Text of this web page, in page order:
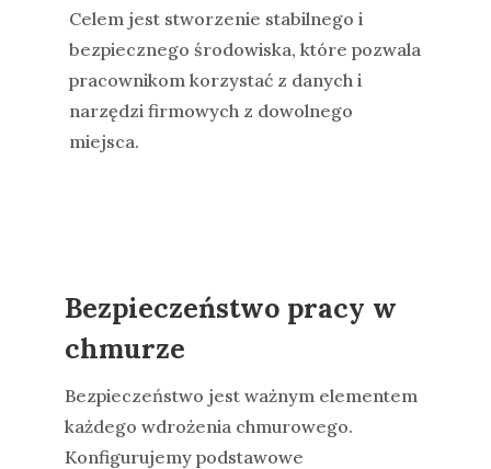
Celem jest stworzenie stabilnego i
bezpiecznego środowiska, które pozwala
pracownikom korzystać z danych i
narzędzi firmowych z dowolnego
miejsca.
Bezpieczeństwo pracy w
chmurze
Bezpieczeństwo jest ważnym elementem
każdego wdrożenia chmurowego.
Konfigurujemy podstawowe